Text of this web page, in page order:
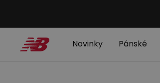
Novinky Pánské